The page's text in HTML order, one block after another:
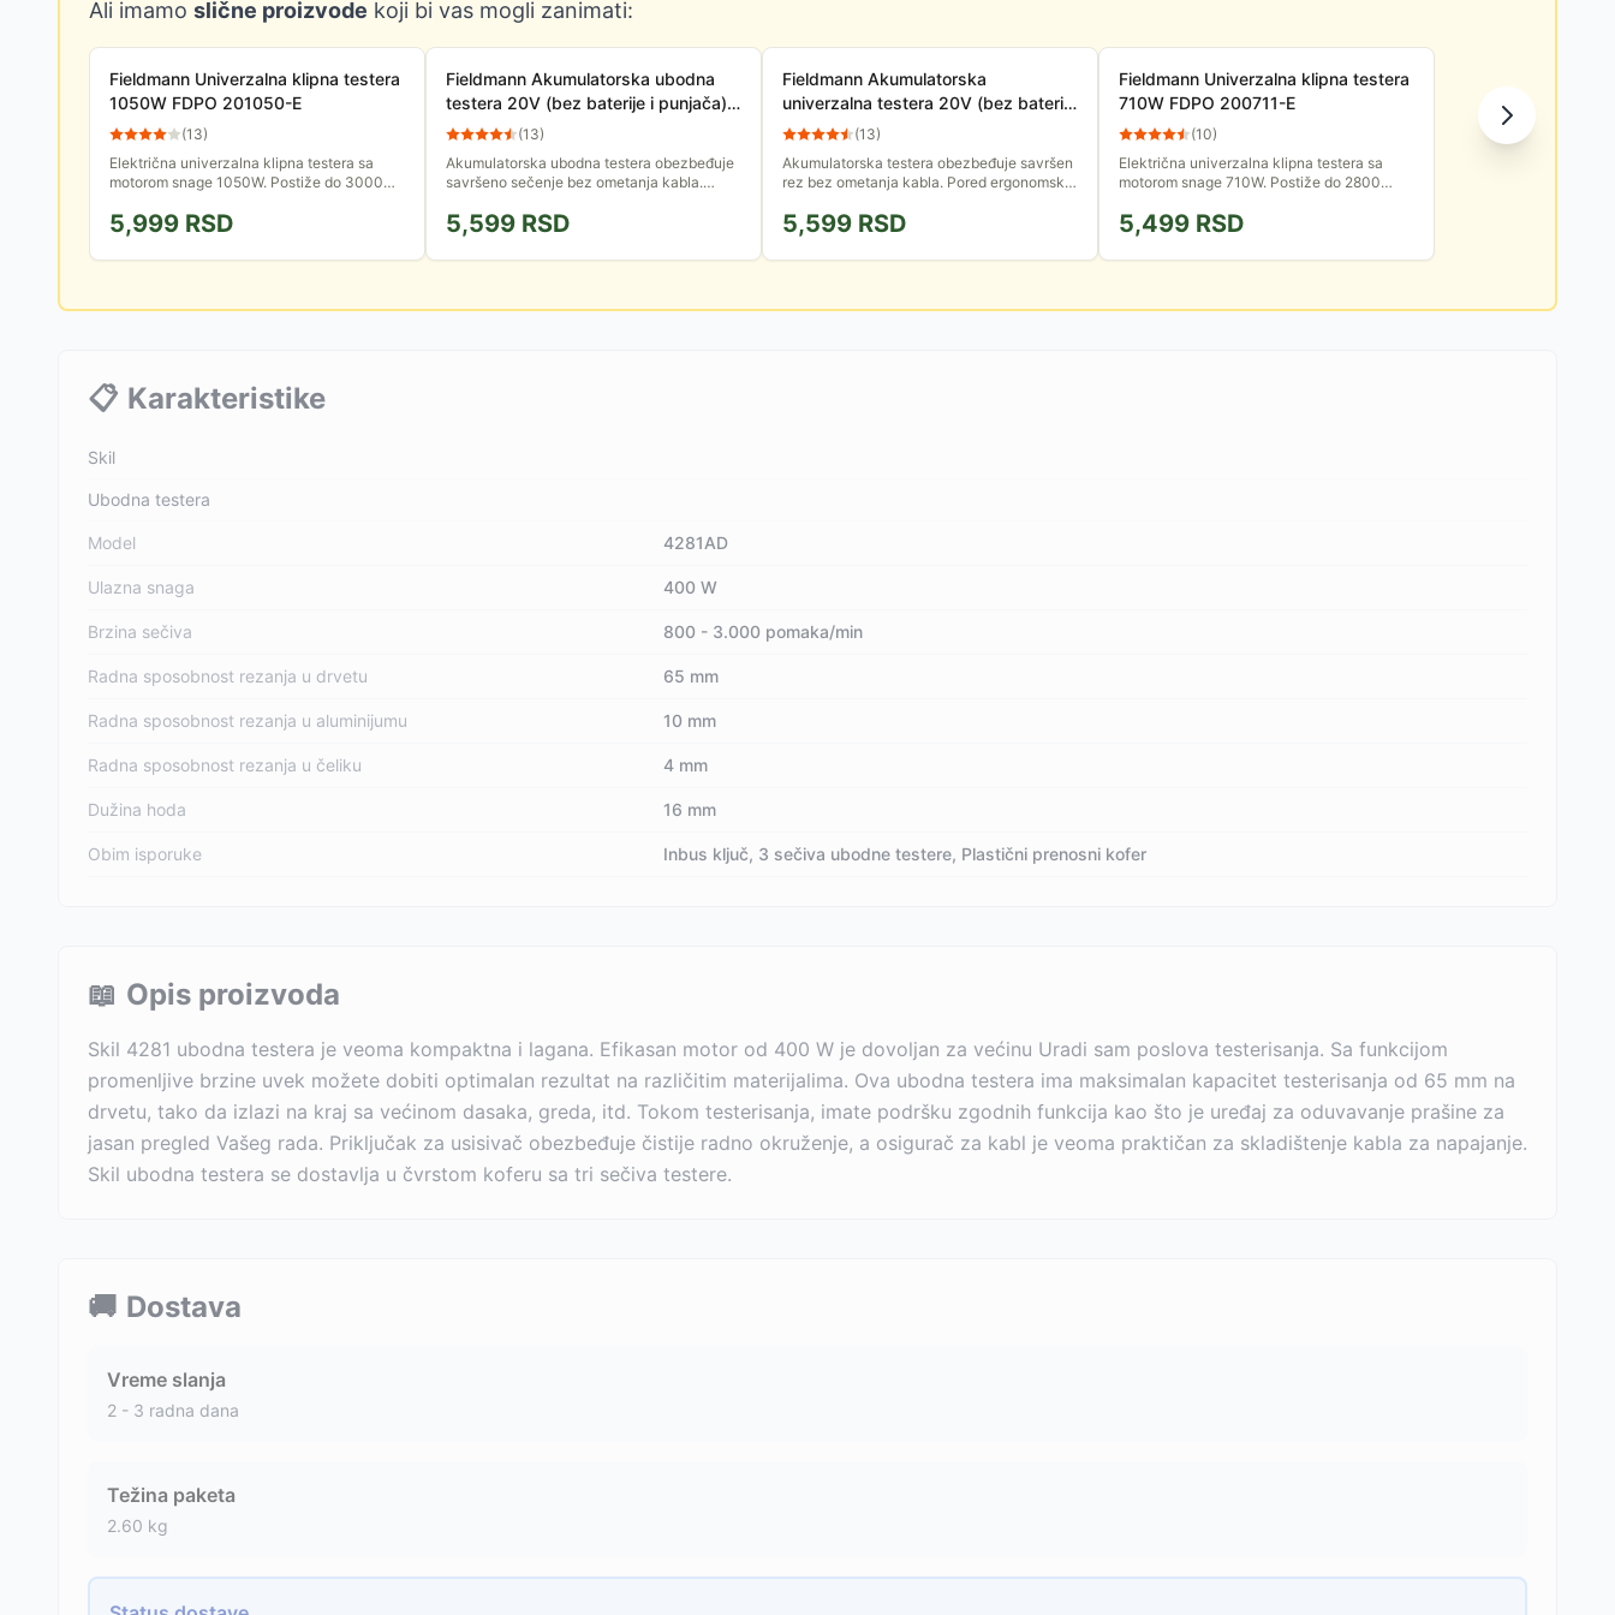
Ali imamo slične proizvode koji bi vas mogli zanimati:
Fieldmann Univerzalna klipna testera
1050W FDPO 201050-E
(13)
Električna univerzalna klipna testera sa
motorom snage 1050W. Postiže do 3000
Ergonomski rukohvat koji može da se...
5,999 RSD
Fieldmann Akumulatorska ubodna
testera 20V (bez baterije i punjača)
FDUP 70405-0
(13)
Akumulatorska ubodna testera obezbeđuje
savršeno sečenje bez ometanja kabla.
obezbeđuje i mogućnost podešavanja...
5,599 RSD
Fieldmann Akumulatorska
univerzalna testera 20V (bez baterije
i punjača) FDUO 70505-0
(13)
Akumulatorska testera obezbeđuje savršen
rez bez ometanja kabla. Pored ergonomske
obezbeđuje udoban rad. Baterija i...
5,599 RSD
Fieldmann Univerzalna klipna testera
710W FDPO 200711-E
(10)
Električna univerzalna klipna testera sa
motorom snage 710W. Postiže do 2800
Ergonomski rukohvat omogućava udoban...
5,499 RSD
📋 Karakteristike
Skil
Ubodna testera
Model 4281AD
Ulazna snaga 400 W
Brzina sečiva 800 - 3.000 pomaka/min
Radna sposobnost rezanja u drvetu 65 mm
Radna sposobnost rezanja u aluminijumu 10 mm
Radna sposobnost rezanja u čeliku 4 mm
Dužina hoda 16 mm
Obim isporuke Inbus ključ, 3 sečiva ubodne testere, Plastični prenosni kofer
📖 Opis proizvoda
Skil 4281 ubodna testera je veoma kompaktna i lagana. Efikasan motor od 400 W je dovoljan za većinu Uradi sam poslova testerisanja. Sa funkcijom
promenljive brzine uvek možete dobiti optimalan rezultat na različitim materijalima. Ova ubodna testera ima maksimalan kapacitet testerisanja od 65 mm na
drvetu, tako da izlazi na kraj sa većinom dasaka, greda, itd. Tokom testerisanja, imate podršku zgodnih funkcija kao što je uređaj za oduvavanje prašine za
jasan pregled Vašeg rada. Priključak za usisivač obezbeđuje čistije radno okruženje, a osigurač za kabl je veoma praktičan za skladištenje kabla za napajanje.
Skil ubodna testera se dostavlja u čvrstom koferu sa tri sečiva testere.
🚚 Dostava
Vreme slanja
2 - 3 radna dana
Težina paketa
2.60 kg